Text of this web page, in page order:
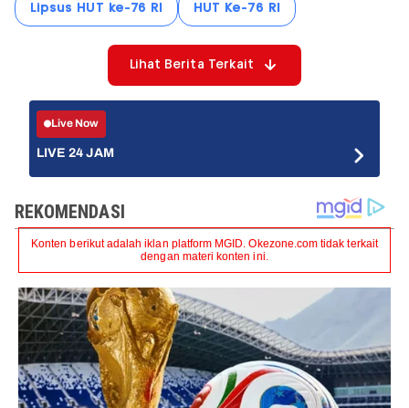
Lipsus HUT ke-76 RI HUT Ke-76 RI
Lihat Berita Terkait
Live Now
LIVE 24 JAM